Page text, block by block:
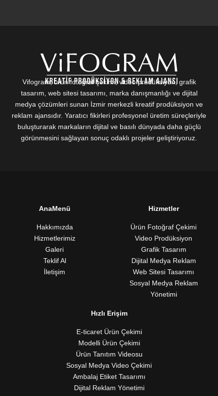
Vifogram; ürün fotoğraf çekimi, video prodüksiyon, grafik
tasarım, web sitesi tasarımı, marka danışmanlığı ve dijital
medya çözümleri sunan İzmir merkezli kreatif prodüksiyon ve
reklam ajansıdır. Yaratıcı fikirleri profesyonel üretim süreçleriyle
buluşturarak markaların dijital ve basılı dünyada daha güçlü
görünmesini sağlayan sonuç odaklı projeler geliştiriyoruz.
AnaMenü
Hakkımızda
Hizmetlerimiz
Galeri
Teklif Al
İletişim
Hizmetler
Ürün Fotoğraf Çekimi
Video Prodüksiyon
Grafik Tasarım
Dijital Medya Reklam
Web Sitesi Tasarımı
Sosyal Medya Reklam
Yönetimi
Hızlı Erişim
E-ticaret Ürün Çekimi
Modelli Ürün Çekimi
Ürün Tanıtım Videosu
Sosyal Medya Video Çekimi
Ambalaj Etiket Tasarımı
Dijital Reklam Yönetimi